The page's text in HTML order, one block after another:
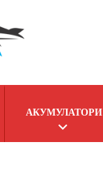
АКУМУЛАТОРИ